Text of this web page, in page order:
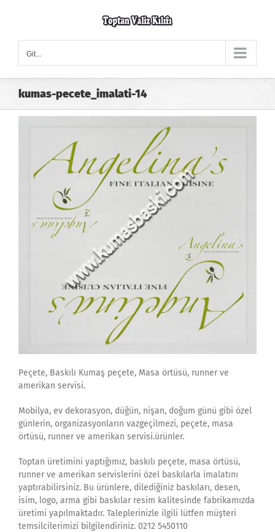
Git...
kumas-pecete_imalati-14
Peçete, Baskılı Kumaş peçete, Masa örtüsü, runner ve
amerikan servisi.
Mobilya, ev dekorasyon, düğün, nişan, doğum günü gibi özel
günlerin, organizasyonların vazgeçilmezi, peçete, masa
örtüsü, runner ve amerikan servisi.ürünler.
Toptan üretimini yaptığımız, baskılı peçete, masa örtüsü,
runner ve amerikan servislerini özel baskılarla imalatını
yaptırabilirsiniz. Bu ürünlere, dilediğiniz baskıları, desen,
isim, logo, arma gibi baskılar resim kalitesinde fabrikamızda
üretimi yapılmaktadır. Taleplerinizle ilgili lütfen müşteri
temsilcilerimizi bilgilendiriniz. 0212 5450110